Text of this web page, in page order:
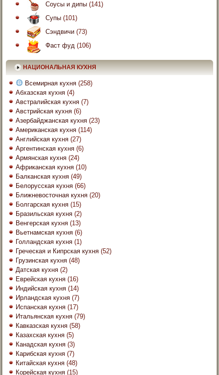
Соусы и дипы (141)
Супы (101)
Сэндвичи (73)
Фаст фуд (106)
НАЦИОНАЛЬНАЯ КУХНЯ
Всемирная кухня (258)
Абхазская кухня (4)
Австралийская кухня (7)
Австрийская кухня (6)
Азербайджанская кухня (23)
Американская кухня (114)
Английская кухня (27)
Аргентинская кухня (6)
Армянская кухня (24)
Африканская кухня (10)
Балканская кухня (49)
Белорусская кухня (66)
Ближневосточная кухня (20)
Болгарская кухня (15)
Бразильская кухня (2)
Венгерская кухня (13)
Вьетнамская кухня (6)
Голландская кухня (1)
Греческая и Кипрская кухня (52)
Грузинская кухня (48)
Датская кухня (2)
Еврейская кухня (16)
Индийская кухня (14)
Ирландская кухня (7)
Испанская кухня (17)
Итальянская кухня (79)
Кавказская кухня (58)
Казахская кухня (5)
Канадская кухня (3)
Карибская кухня (7)
Китайская кухня (48)
Корейская кухня (15)